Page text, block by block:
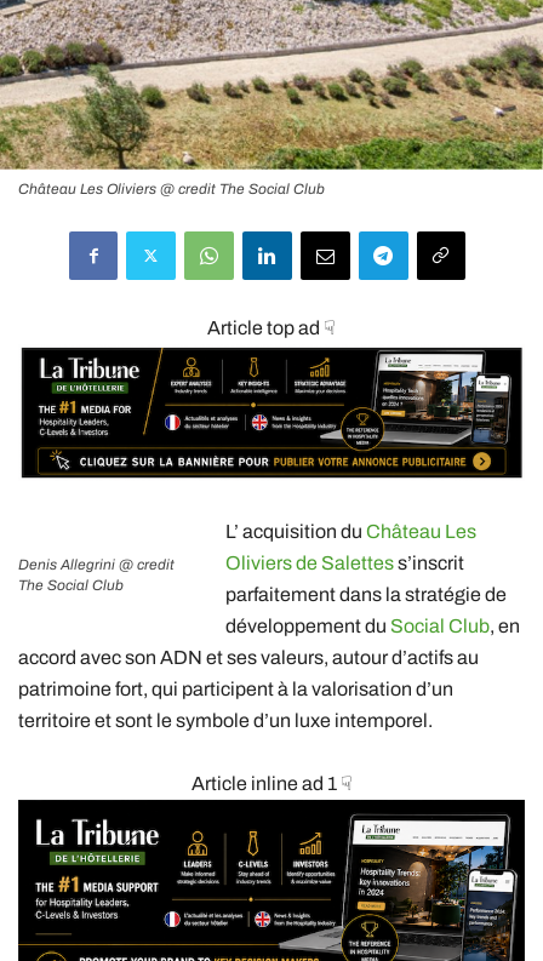
Château Les Oliviers @ credit The Social Club
Article top ad ☟
Denis Allegrini @ credit
The Social Club
L’ acquisition du Château Les
Oliviers de Salettess’inscrit
parfaitement dans la stratégie de
développement du Social Club, en
accord avec son ADN et ses valeurs, autour d’actifs au
patrimoine fort, qui participent à la valorisation d’un
territoire et sont le symbole d’un luxe intemporel.
Article inline ad 1 ☟